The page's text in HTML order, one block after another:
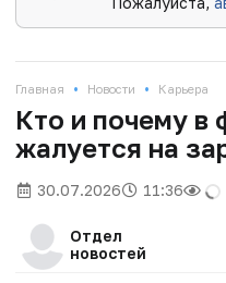
Главная • Новости • Карьера
Кто и почему в
жалуется на
30.07.2026 11:36
Отдел
новостей